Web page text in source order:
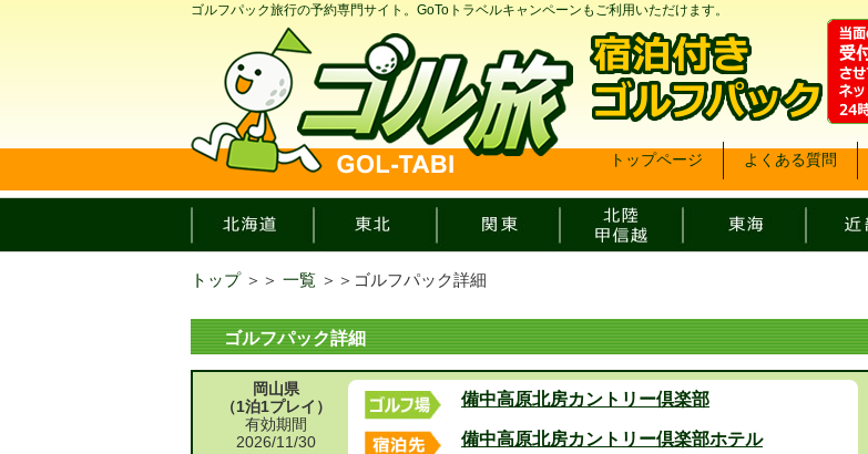
ゴルフパック旅行の予約専門サイト。GoToトラベルキャンペーンもご利用いただけます。
トップページ よくある質問
トップ ＞＞ 一覧 ＞＞ ゴルフパック詳細
ゴルフパック詳細
岡山県
（1泊1プレイ）
有効期間
2026/11/30
備中高原北房カントリー倶楽部
備中高原北房カントリー倶楽部ホテル